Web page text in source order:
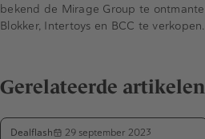
bekend de Mirage Group te
Blokker, Intertoys en BCC te verkopen.
Gerelateerde artikelen
Dealflash 29 september 2023